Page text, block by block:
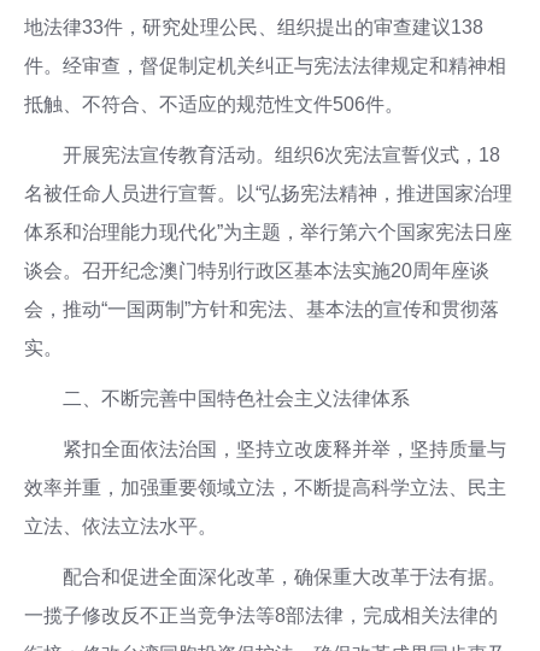
地法律33件，研究处理公民、组织提出的审查建议138
件。经审查，督促制定机关纠正与宪法法律规定和精神相
抵触、不符合、不适应的规范性文件506件。
开展宪法宣传教育活动。组织6次宪法宣誓仪式，18
名被任命人员进行宣誓。以“弘扬宪法精神，推进国家治理
体系和治理能力现代化”为主题，举行第六个国家宪法日座
谈会。召开纪念澳门特别行政区基本法实施20周年座谈
会，推动“一国两制”方针和宪法、基本法的宣传和贯彻落
实。
二、不断完善中国特色社会主义法律体系
紧扣全面依法治国，坚持立改废释并举，坚持质量与
效率并重，加强重要领域立法，不断提高科学立法、民主
立法、依法立法水平。
配合和促进全面深化改革，确保重大改革于法有据。
一揽子修改反不正当竞争法等8部法律，完成相关法律的